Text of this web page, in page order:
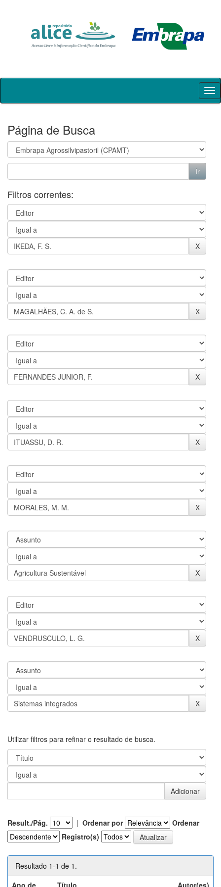
Skip
Página de Busca
Filtros correntes:
Utilizar filtros para refinar o resultado de busca.
Result./Pág. | Ordenar por
Ordenar
Registro(s)
Resultado 1-1 de 1.
Ano de
Título Autor(es)